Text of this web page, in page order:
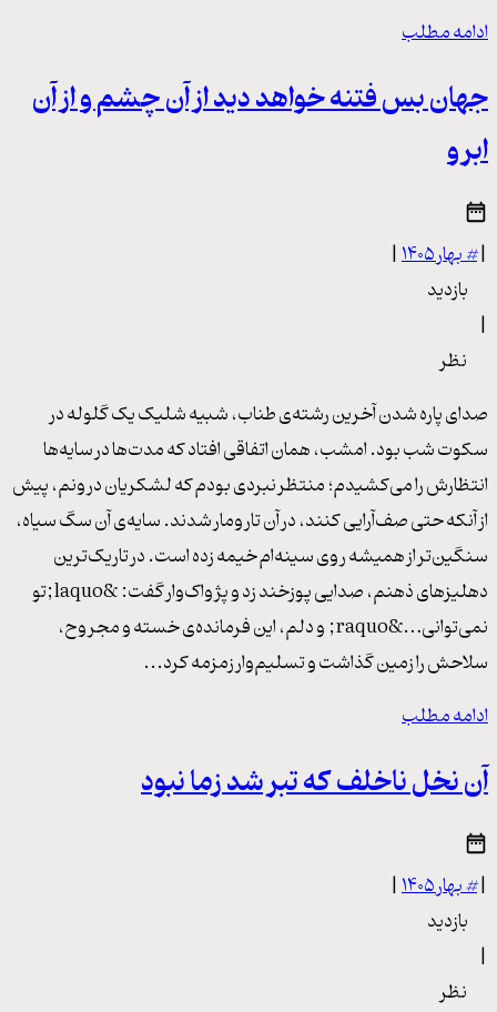
ادامه مطلب
جهان بس فتنه خواهد دید از آن چشم و از آن
ابرو
|
#بهار ۱۴۰۵
|
بازدید
|
نظر
صدای پاره شدن آخرین رشته‌ی طناب، شبیه شلیک یک گلوله در
سکوت شب بود. امشب، همان اتفاقی افتاد که مدت‌ها در سایه‌ها
انتظارش را می‌کشیدم؛ منتظر نبردی بودم که لشکریان درونم، پیش
از آنکه حتی صف‌آرایی کنند، در آن تارومار شدند. سایه‌ی آن سگ سیاه،
سنگین‌تر از همیشه روی سینه‌ام خیمه زده است. در تاریک‌ترین
دهلیزهای ذهنم، صدایی پوزخند زد و پژواک‌وار گفت: &laquo;تو
نمی‌توانی…&raquo; و دلم، این فرمانده‌ی خسته و مجروح،
سلاحش را زمین گذاشت و تسلیم‌وار زمزمه کرد...
ادامه مطلب
آن نخل ناخلف که تبر شد زما نبود
|
#بهار ۱۴۰۵
|
بازدید
|
نظر